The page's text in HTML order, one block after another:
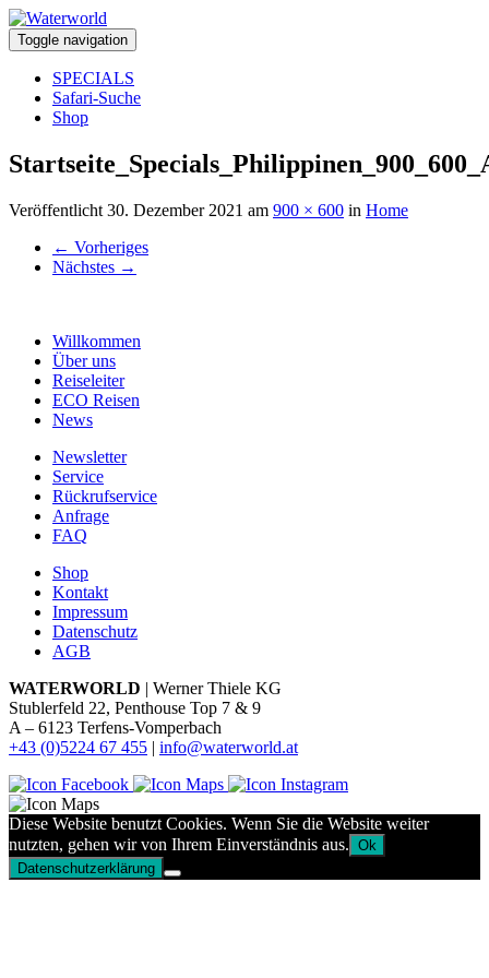
Toggle navigation
SPECIALS
Safari-Suche
Shop
Veröffentlicht 30. Dezember 2021 am 900 × 600 in Home
← Vorheriges
Nächstes →
Willkommen
Über uns
Reiseleiter
ECO Reisen
News
Newsletter
Service
Rückrufservice
Anfrage
FAQ
Shop
Kontakt
Impressum
Datenschutz
AGB
WATERWORLD | Werner Thiele KG
Stublerfeld 22, Penthouse Top 7 & 9
A – 6123 Terfens-Vomperbach
+43 (0)5224 67 455 | info@waterworld.at
Diese Website benutzt Cookies. Wenn Sie die Website weiter
nutzten, gehen wir von Ihrem Einverständnis aus. Ok
Datenschutzerklärung